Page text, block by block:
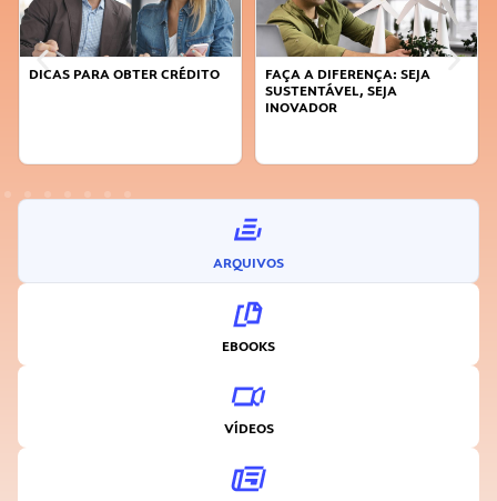
DICAS PARA OBTER CRÉDITO
FAÇA A DIFERENÇA: SEJA
SUSTENTÁVEL, SEJA
INOVADOR
ARQUIVOS
EBOOKS
VÍDEOS